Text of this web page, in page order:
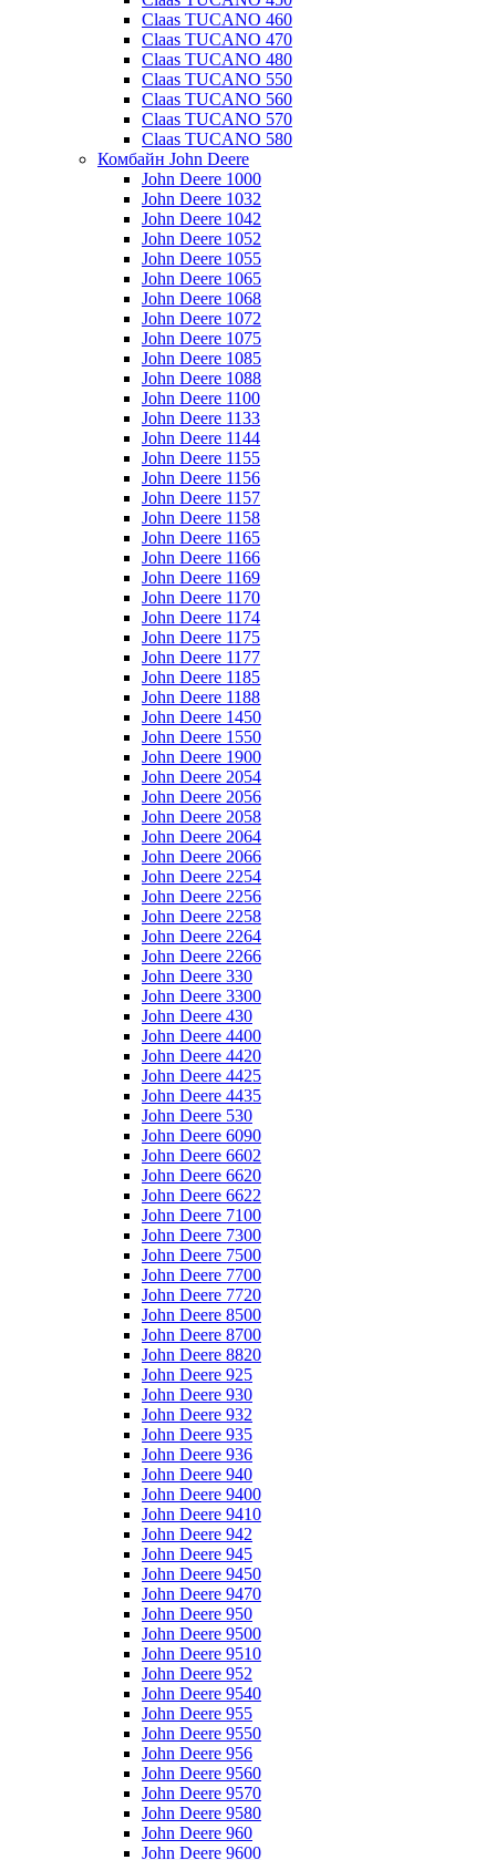
Claas TUCANO 460
Claas TUCANO 470
Claas TUCANO 480
Claas TUCANO 550
Claas TUCANO 560
Claas TUCANO 570
Claas TUCANO 580
Комбайн John Deere
John Deere 1000
John Deere 1032
John Deere 1042
John Deere 1052
John Deere 1055
John Deere 1065
John Deere 1068
John Deere 1072
John Deere 1075
John Deere 1085
John Deere 1088
John Deere 1100
John Deere 1133
John Deere 1144
John Deere 1155
John Deere 1156
John Deere 1157
John Deere 1158
John Deere 1165
John Deere 1166
John Deere 1169
John Deere 1170
John Deere 1174
John Deere 1175
John Deere 1177
John Deere 1185
John Deere 1188
John Deere 1450
John Deere 1550
John Deere 1900
John Deere 2054
John Deere 2056
John Deere 2058
John Deere 2064
John Deere 2066
John Deere 2254
John Deere 2256
John Deere 2258
John Deere 2264
John Deere 2266
John Deere 330
John Deere 3300
John Deere 430
John Deere 4400
John Deere 4420
John Deere 4425
John Deere 4435
John Deere 530
John Deere 6090
John Deere 6602
John Deere 6620
John Deere 6622
John Deere 7100
John Deere 7300
John Deere 7500
John Deere 7700
John Deere 7720
John Deere 8500
John Deere 8700
John Deere 8820
John Deere 925
John Deere 930
John Deere 932
John Deere 935
John Deere 936
John Deere 940
John Deere 9400
John Deere 9410
John Deere 942
John Deere 945
John Deere 9450
John Deere 9470
John Deere 950
John Deere 9500
John Deere 9510
John Deere 952
John Deere 9540
John Deere 955
John Deere 9550
John Deere 956
John Deere 9560
John Deere 9570
John Deere 9580
John Deere 960
John Deere 9600